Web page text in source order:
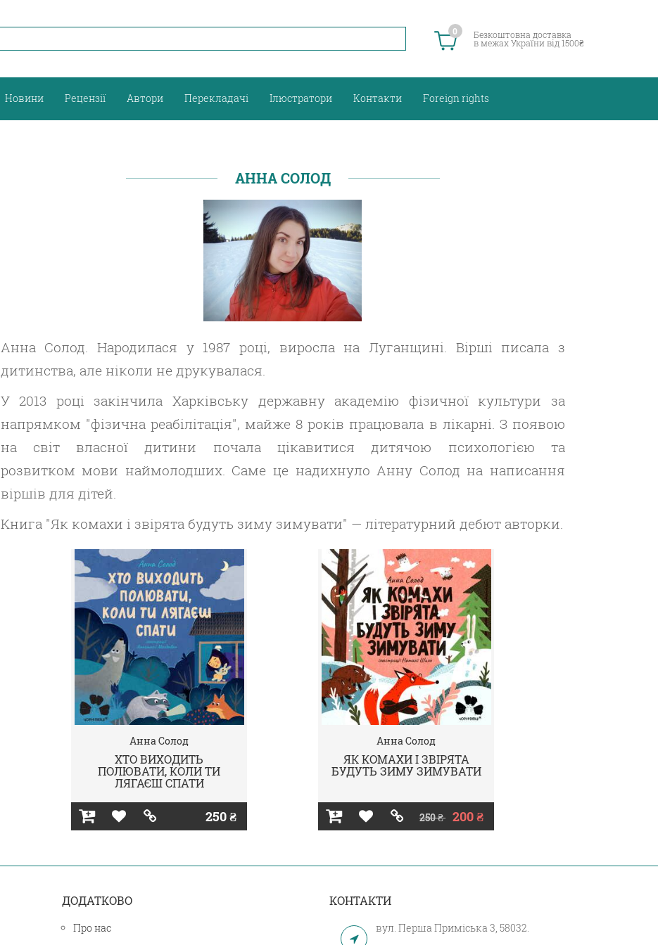
0 Безкоштовна доставка
в межах України від 1500₴
Новини Рецензії Автори Перекладачі Ілюстратори Контакти Foreign rights
АННА СОЛОД
Анна Солод. Народилася у 1987 році, виросла на Луганщині. Вірші писала з
дитинства, але ніколи не друкувалася.
У 2013 році закінчила Харківську державну академію фізичної культури за
напрямком "фізична реабілітація", майже 8 років працювала в лікарні. З появою
на світ власної дитини почала цікавитися дитячою психологією та
розвитком мови наймолодших. Саме це надихнуло Анну Солод на написання
віршів для дітей.
Книга "Як комахи і звірята будуть зиму зимувати" — літературний дебют авторки.
Анна Солод
ХТО ВИХОДИТЬ
ПОЛЮВАТИ, КОЛИ ТИ
ЛЯГАЄШ СПАТИ
250 ₴
Анна Солод
ЯК КОМАХИ І ЗВІРЯТА
БУДУТЬ ЗИМУ ЗИМУВАТИ
250 ₴ 200 ₴
ДОДАТКОВО
Про нас
КОНТАКТИ
вул. Перша Приміська 3, 58032.